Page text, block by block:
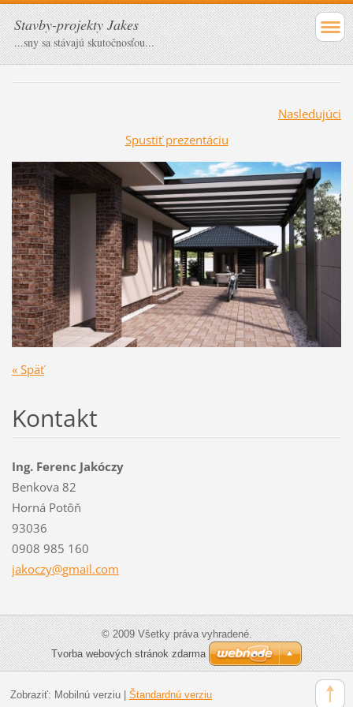
Stavby-projekty Jakes
...sny sa stávajú skutočnosťou...
Nasledujúci
Spustiť prezentáciu
« Späť
Kontakt
Ing. Ferenc Jakóczy
Benkova 82
Horná Potôň
93036
0908 985 160
jakoczy@gmail.com
© 2009 Všetky práva vyhradené.
Tvorba webových stránok zdarma
Zobraziť: Mobilnú verziu| Štandardnú verziu